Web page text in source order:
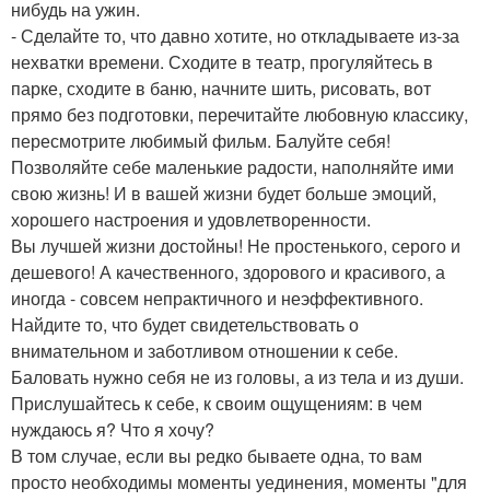
нибудь на ужин.
- Сделайте то, что давно хотите, но откладываете из-за
нехватки времени. Сходите в театр, прогуляйтесь в
парке, сходите в баню, начните шить, рисовать, вот
прямо без подготовки, перечитайте любовную классику,
пересмотрите любимый фильм. Балуйте себя!
Позволяйте себе маленькие радости, наполняйте ими
свою жизнь! И в вашей жизни будет больше эмоций,
хорошего настроения и удовлетворенности.
Вы лучшей жизни достойны! Не простенького, серого и
дешевого! А качественного, здорового и красивого, а
иногда - совсем непрактичного и неэффективного.
Найдите то, что будет свидетельствовать о
внимательном и заботливом отношении к себе.
Баловать нужно себя не из головы, а из тела и из души.
Прислушайтесь к себе, к своим ощущениям: в чем
нуждаюсь я? Что я хочу?
В том случае, если вы редко бываете одна, то вам
просто необходимы моменты уединения, моменты "для